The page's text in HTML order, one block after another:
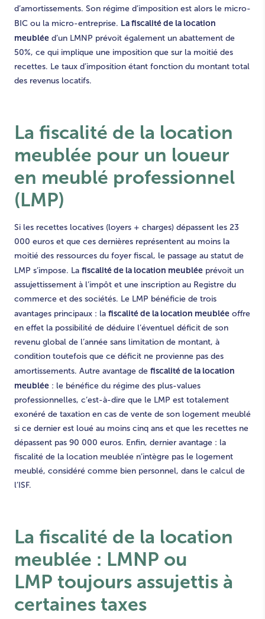
d’amortissements. Son régime d’imposition est alors le micro-
BIC ou la micro-entreprise. La fiscalité de la location
meublée d’un LMNP prévoit également un abattement de
50%, ce qui implique une imposition que sur la moitié des
recettes. Le taux d’imposition étant fonction du montant total
des revenus locatifs.
La fiscalité de la location
meublée pour un loueur
en meublé professionnel
(LMP)
Si les recettes locatives (loyers + charges) dépassent les 23
000 euros et que ces dernières représentent au moins la
moitié des ressources du foyer fiscal, le passage au statut de
LMP s’impose. La fiscalité de la location meublée prévoit un
assujettissement à l’impôt et une inscription au Registre du
commerce et des sociétés. Le LMP bénéficie de trois
avantages principaux : la fiscalité de la location meublée offre
en effet la possibilité de déduire l’éventuel déficit de son
revenu global de l’année sans limitation de montant, à
condition toutefois que ce déficit ne provienne pas des
amortissements. Autre avantage de fiscalité de la location
meublée : le bénéfice du régime des plus-values
professionnelles, c’est-à-dire que le LMP est totalement
exonéré de taxation en cas de vente de son logement meublé
si ce dernier est loué au moins cinq ans et que les recettes ne
dépassent pas 90 000 euros. Enfin, dernier avantage : la
fiscalité de la location meublée n’intègre pas le logement
meublé, considéré comme bien personnel, dans le calcul de
l’ISF.
La fiscalité de la location
meublée : LMNP ou
LMP toujours assujettis à
certaines taxes